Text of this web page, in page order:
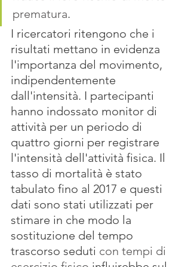
prematura.
I ricercatori ritengono che i
risultati mettano in evidenza
l'importanza del movimento,
indipendentemente
dall'intensità. I partecipanti
hanno indossato monitor di
attività per un periodo di
quattro giorni per registrare
l'intensità dell'attività fisica. Il
tasso di mortalità è stato
tabulato fino al 2017 e questi
dati sono stati utilizzati per
stimare in che modo la
sostituzione del tempo
trascorso seduti con tempi di